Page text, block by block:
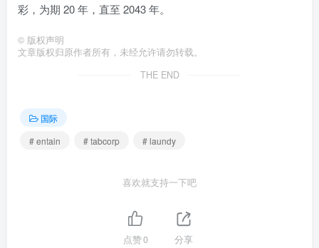
彩，为期 20 年，直至 2043 年。
© 版权声明
文章版权归原作者所有，未经允许请勿转载。
THE END
国际
# entain
# tabcorp # laundy
喜欢就支持一下吧
点赞0 分享